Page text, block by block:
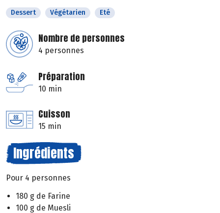
Dessert Végétarien Eté
Nombre de personnes
4 personnes
Préparation
10 min
Cuisson
15 min
Ingrédients
Pour 4 personnes
180 g de Farine
100 g de Muesli